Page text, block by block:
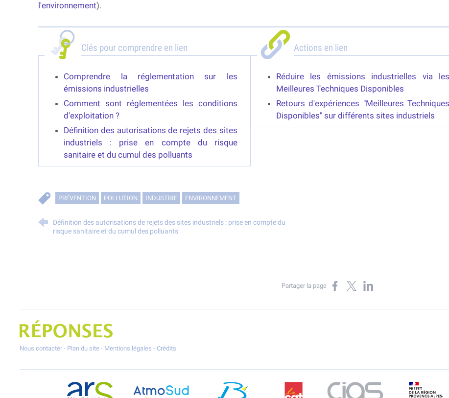
l'environnement).
Clés pour comprendre en lien
Comprendre la réglementation sur les
émissions industrielles
Comment sont réglementées les conditions
d'exploitation ?
Définition des autorisations de rejets des sites
industriels : prise en compte du risque
sanitaire et du cumul des polluants
Actions en lien
Réduire les émissions industrielles via les
Meilleures Techniques Disponibles
Retours d'expériences "Meilleures Techniques
Disponibles" sur différents sites industriels
PRÉVENTION POLLUTION INDUSTRIE ENVIRONNEMENT
Définition des autorisations de rejets des sites industriels : prise en compte du
risque sanitaire et du cumul des polluants
Partager la page Partager sur Facebook
Partager sur XPartager sur LinkedIn
Projet Réponses - Réduire les POllutioNs en Santé Environnement
Nous contacter - Plan du site - Mentions légales - Crédits
ARS Paca AtmoSud Berre l'Etang CIAS